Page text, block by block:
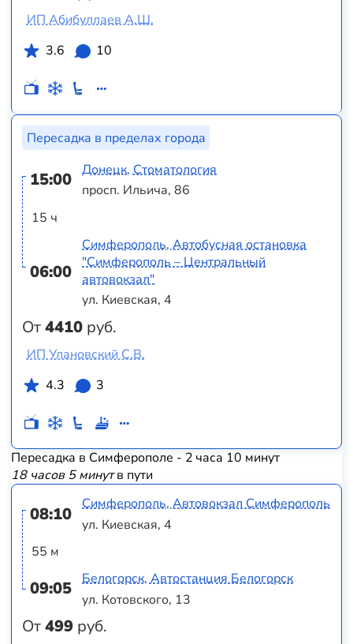
ИП Абибуллаев А.Ш.
3.6
10
Пересадка в пределах города
15:00
15 ч
06:00
От4410 руб.
Донецк, Стоматология
просп. Ильича, 86
Симферополь, Автобусная остановка
"Симферополь – Центральный
автовокзал"
ул. Киевская, 4
ИП Улановский С.В.
4.3
3
Пересадка в Симферополе - 2 часа 10 минут
18 часов 5 минутв пути
08:10
55 м
09:05
От499 руб.
Симферополь, Автовокзал Симферополь
ул. Киевская, 4
Белогорск, Автостанция Белогорск
ул. Котовского, 13